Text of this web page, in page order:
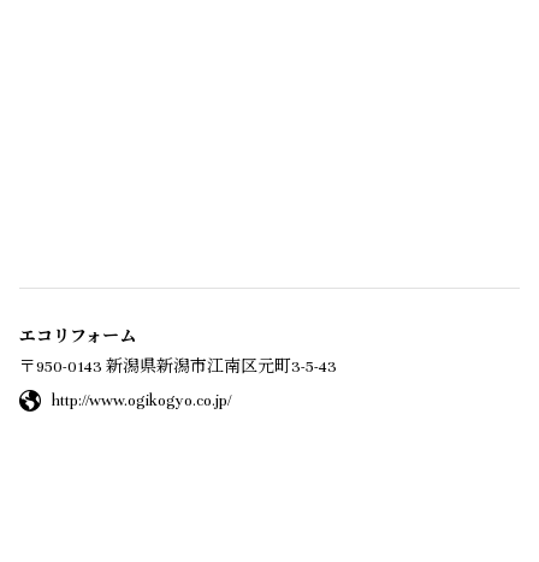
エコリフォーム
〒950-0143 新潟県新潟市江南区元町3-5-43
http://www.ogikogyo.co.jp/